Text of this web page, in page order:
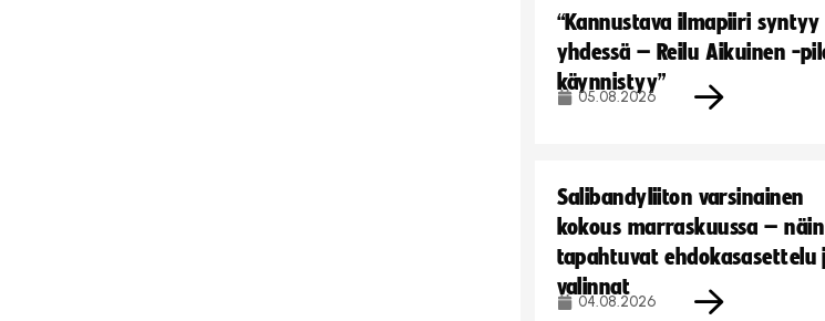
“Kannustava ilmapiiri syntyy
yhdessä – Reilu Aikuinen -
käynnistyy”
05.08.2026
Salibandyliiton varsinainen
kokous marraskuussa – näin
tapahtuvat ehdokasasettelu
valinnat
04.08.2026